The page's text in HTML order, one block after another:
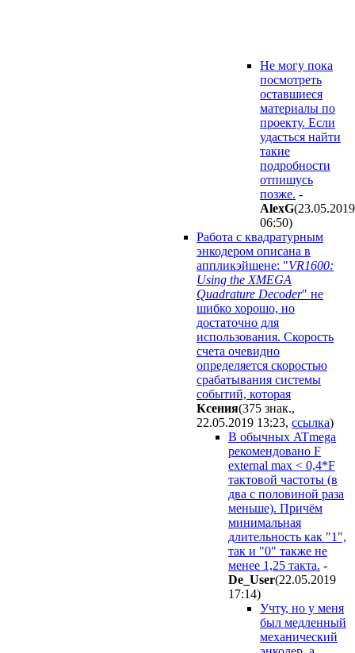
Не могу пока
посмотреть
оставшиеся
материалы по
проекту. Если
удасться найти
такие
подробности
отпишусь
позже. -
AlexG(23.05.2019
06:50)
Работа с квадратурным
энкодером описана в
аппликэйшене: "VR1600:
Using the XMEGA
Quadrature Decoder" не
шибко хорошо, но
достаточно для
использования. Скорость
счета очевидно
определяется скоростью
срабатывания системы
событий, которая
Ксения(375 знак.,
22.05.2019 13:23, ссылка)
В обычных ATmega
рекомендовано F
external max < 0,4*F
тактовой частоты (в
два с половиной раза
меньше). Причём
минимальная
длительность как "1",
так и "0" также не
менее 1,25 такта. -
De_User(22.05.2019
17:14)
Учту, но у меня
был медленный
механический